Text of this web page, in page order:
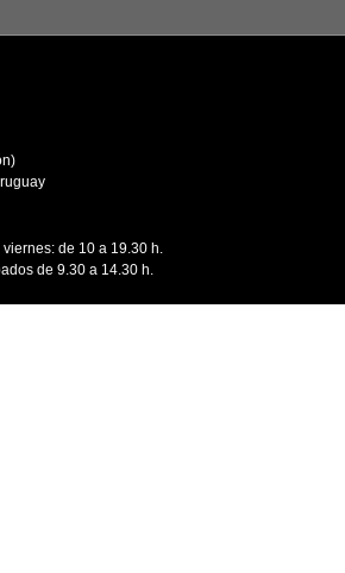
de 10 a 19.30 h.
de 9.30 a 14.30 h.